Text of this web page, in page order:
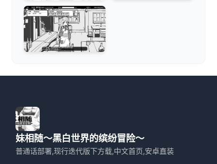
妹相随～黑白世界的缤纷冒险～
普通话部署,现行迭代版下方载,中文首页,安卓直装